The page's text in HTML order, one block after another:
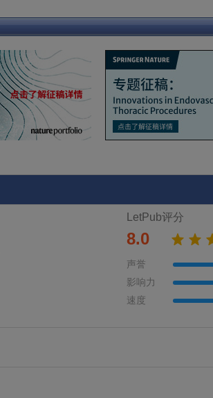
LetPub评分
8.0
声誉
影响力
速度